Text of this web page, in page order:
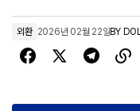
외환 2026년 02월 22일BY